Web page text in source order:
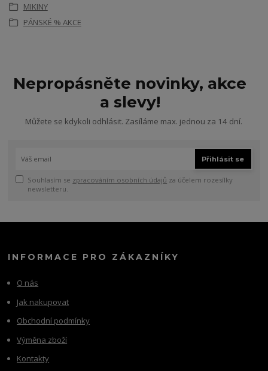
MIKINY
PÁNSKÉ % AKCE
Nepropásněte novinky, akce
a slevy!
Můžete se kdykoli odhlásit. Zasíláme max. jednou za 14 dní.
Přihlásit se
Souhlasím se zpracováním osobních údajů za účelem rozesílky
newsletteru.
INFORMACE PRO ZÁKAZNÍKY
O nás
Jak nakupovat
Obchodní podmínky
Výměna zboží
Kontakty